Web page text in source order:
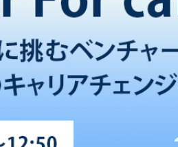
プロ
採用
会